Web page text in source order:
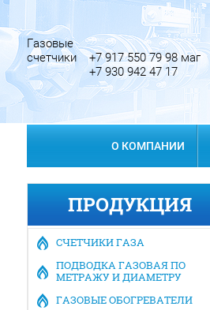
Газовые
счетчики
+7 917 550 79 98 маг
+7 930 942 47 17
Заказать звонок
О КОМПАНИИ
ПРОДУКЦИЯ
СЧЕТЧИКИ ГАЗА
ПОДВОДКА ГАЗОВАЯ ПО
МЕТРАЖУ И ДИАМЕТРУ
ГАЗОВЫЕ ОБОГРЕВАТЕЛИ